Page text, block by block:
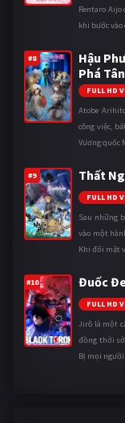
Rentaro
khi bước vào
#8
Hậu
Phá
FULL HD
Atobe
công việc,
Vương quốc
#9 Thất
FULL HD
Sau những
vào một
Khi đối mặt
#10 Đuốc
FULL HD
Jirô là một
đồng thời sở
Bị mọi người